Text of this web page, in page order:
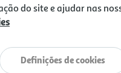
Algumin 100ml
do site e ajudar nas
Definições de cookies